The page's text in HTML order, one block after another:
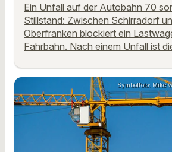
Ein Unfall auf der Autobahn 70
Stillstand: Zwischen Schirradorf
Oberfranken blockiert ein
Fahrbahn. Nach einem Unfall ist
Symbolfoto: Mike